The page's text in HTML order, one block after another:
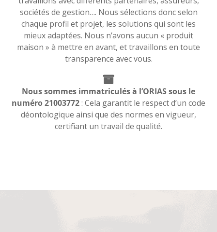
sociétés de gestion…. Nous sélections donc selon
chaque profil et projet, les solutions qui sont les
mieux adaptées. Nous n’avons aucun « produit
maison » à mettre en avant, et travaillons en toute
transparence avec vous.
Nous sommes immatriculés à l’ORIAS sous le
numéro 21003772: Cela garantit le respect d’un code
déontologique ainsi que des normes en vigueur,
certifiant un travail de qualité.